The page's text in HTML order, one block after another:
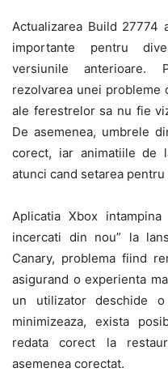
Actualizarea Build 27774
importante pentru
versiunile anterioare.
rezolvarea unei probleme
ale ferestrelor sa nu fie
De asemenea, umbrele
corect, iar animatiile de
atunci cand setarea
Aplicatia Xbox
incercati din nou” la
Canary, problema fiind
asigurand o experienta
un utilizator deschide
minimizeaza, exista
redata corect la
asemenea corectat.